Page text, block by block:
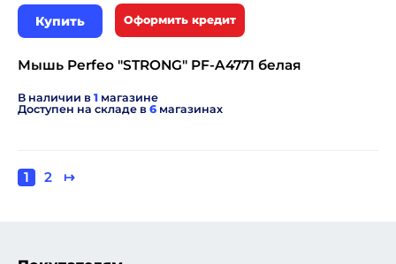
Купить Оформить кредит
Мышь Perfeo "STRONG" PF-A4771 белая
В наличии в 1 магазине
Доступен на складе в 6 магазинах
Нумерация
Текущая
1 Page
2
Следующая
↦